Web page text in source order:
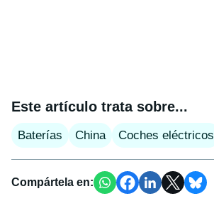
Este artículo trata sobre...
Baterías China Coches eléctricos
Compártela en: